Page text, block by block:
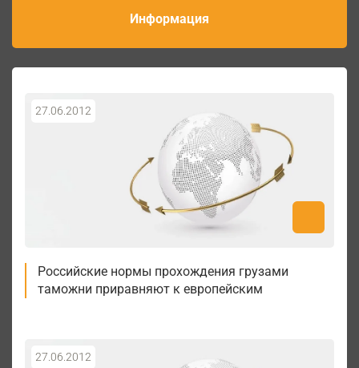
Информация
27.06.2012
Российские нормы прохождения грузами
таможни приравняют к европейским
27.06.2012